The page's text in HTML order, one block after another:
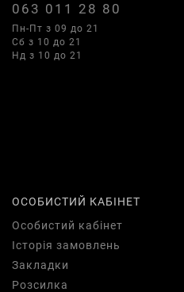
063 011 28 80
Пн-Пт з 09 до 21
Сб з 10 до 21
Нд з 10 до 21
ОСОБИСТИЙ КАБІНЕТ
Особистий кабінет
Історія замовлень
Закладки
Розсилка